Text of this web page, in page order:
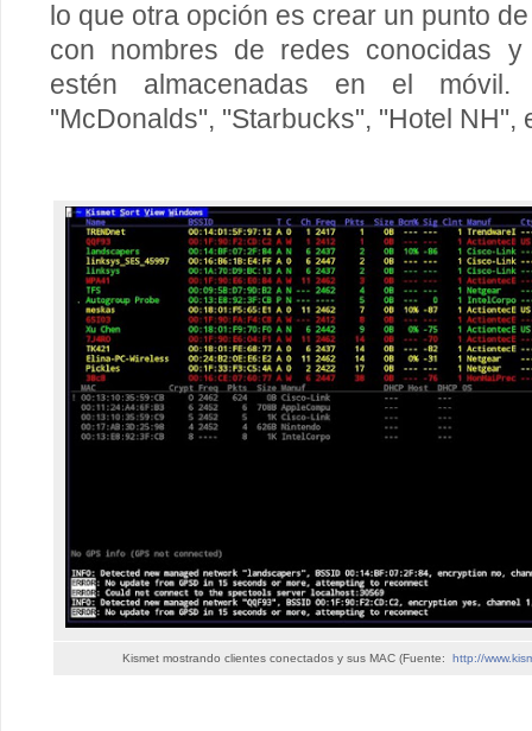
lo que otra opción es crear un punto
con nombres de redes conocidas
estén almacenadas en el móvil.
"McDonalds", "Starbucks", "Hotel NH",
Kismet mostrando clientes conectados y sus MAC (Fuente: http://